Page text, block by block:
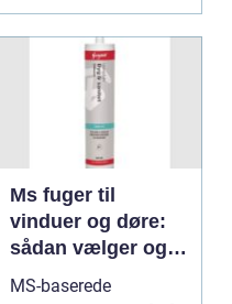
Ms fuger til
vinduer og døre:
sådan vælger og
bruger du dem
MS-baserede